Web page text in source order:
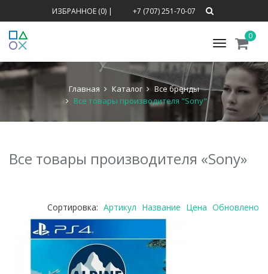
ИЗБРАННОЕ (0)| +7 (707) 251-70-07
Меню
0
Главная Каталог
Все бренды
Все товары производителя "Sony"
Все товары производителя «Sony»
Сортировка: Артикул Название Цена Обновлено